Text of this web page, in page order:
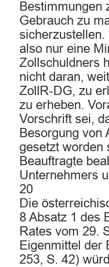
Bestimmungen
Gebrauch zu
also nur eine
Zollschuldners
nicht daran,
ZollR‑DG, zu
zu erheben.
Vorschrift sei,
Besorgung von
gesetzt worden
Beauftragte
Unternehmers
20
Die
8 Absatz 1 des
Rates vom 29.
Eigenmittel der
253, S. 42)